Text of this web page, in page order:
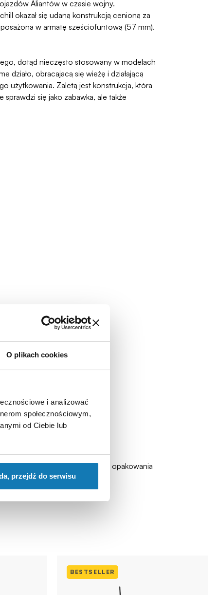
O plikach cookies
i analizować
społecznościowym,
od Ciebie lub
przejdź do serwisu
Aliantów w czasie wojny.
okazał się udaną konstrukcją cenioną za
w armatę sześciofuntową (57 mm).
dotąd nieczęsto stosowany w modelach
działo, obracającą się wieżę i działającą
użytkowania. Zaletą jest konstrukcja, która
się jako zabawka, ale także
Zalecamy zachowanie opakowania
BESTSELLER